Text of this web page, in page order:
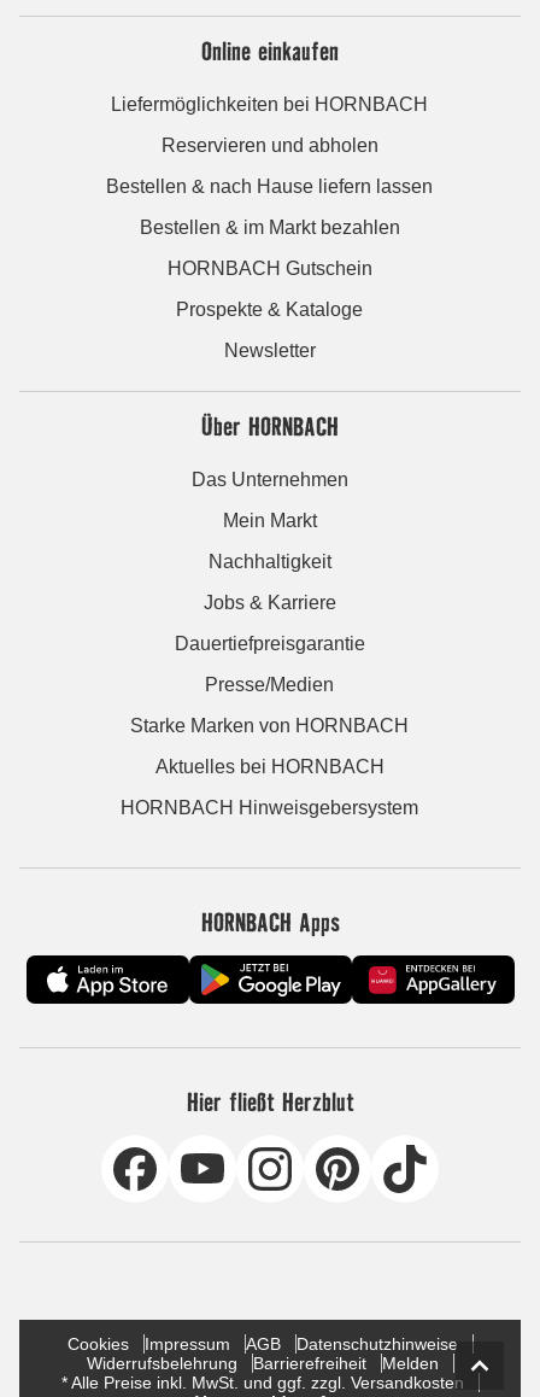
Online einkaufen
Liefermöglichkeiten bei HORNBACH
Reservieren und abholen
Bestellen & nach Hause liefern lassen
Bestellen & im Markt bezahlen
HORNBACH Gutschein
Prospekte & Kataloge
Newsletter
Über HORNBACH
Das Unternehmen
Mein Markt
Nachhaltigkeit
Jobs & Karriere
Dauertiefpreisgarantie
Presse/Medien
Starke Marken von HORNBACH
Aktuelles bei HORNBACH
HORNBACH Hinweisgebersystem
HORNBACH Apps
Hier fließt Herzblut
Cookies Impressum AGB
Datenschutzhinweise
Widerrufsbelehrung
Barrierefreiheit
Melden
* Alle Preise inkl. MwSt. und ggf. zzgl. Versandkosten